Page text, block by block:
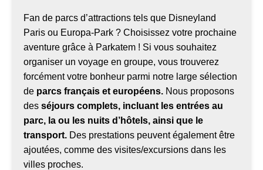
Fan de parcs d’attractions tels que Disneyland
Paris ou Europa-Park ? Choisissez votre prochaine
aventure grâce à Parkatem ! Si vous souhaitez
organiser un voyage en groupe, vous trouverez
forcément votre bonheur parmi notre large sélection
de parcs français et européens. Nous proposons
des séjours complets, incluant les entrées au
parc, la ou les nuits d’hôtels, ainsi que le
transport. Des prestations peuvent également être
ajoutées, comme des visites/excursions dans les
villes proches.